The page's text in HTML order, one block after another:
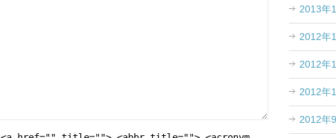
2013年
2012年
2012年
2012年
2012年